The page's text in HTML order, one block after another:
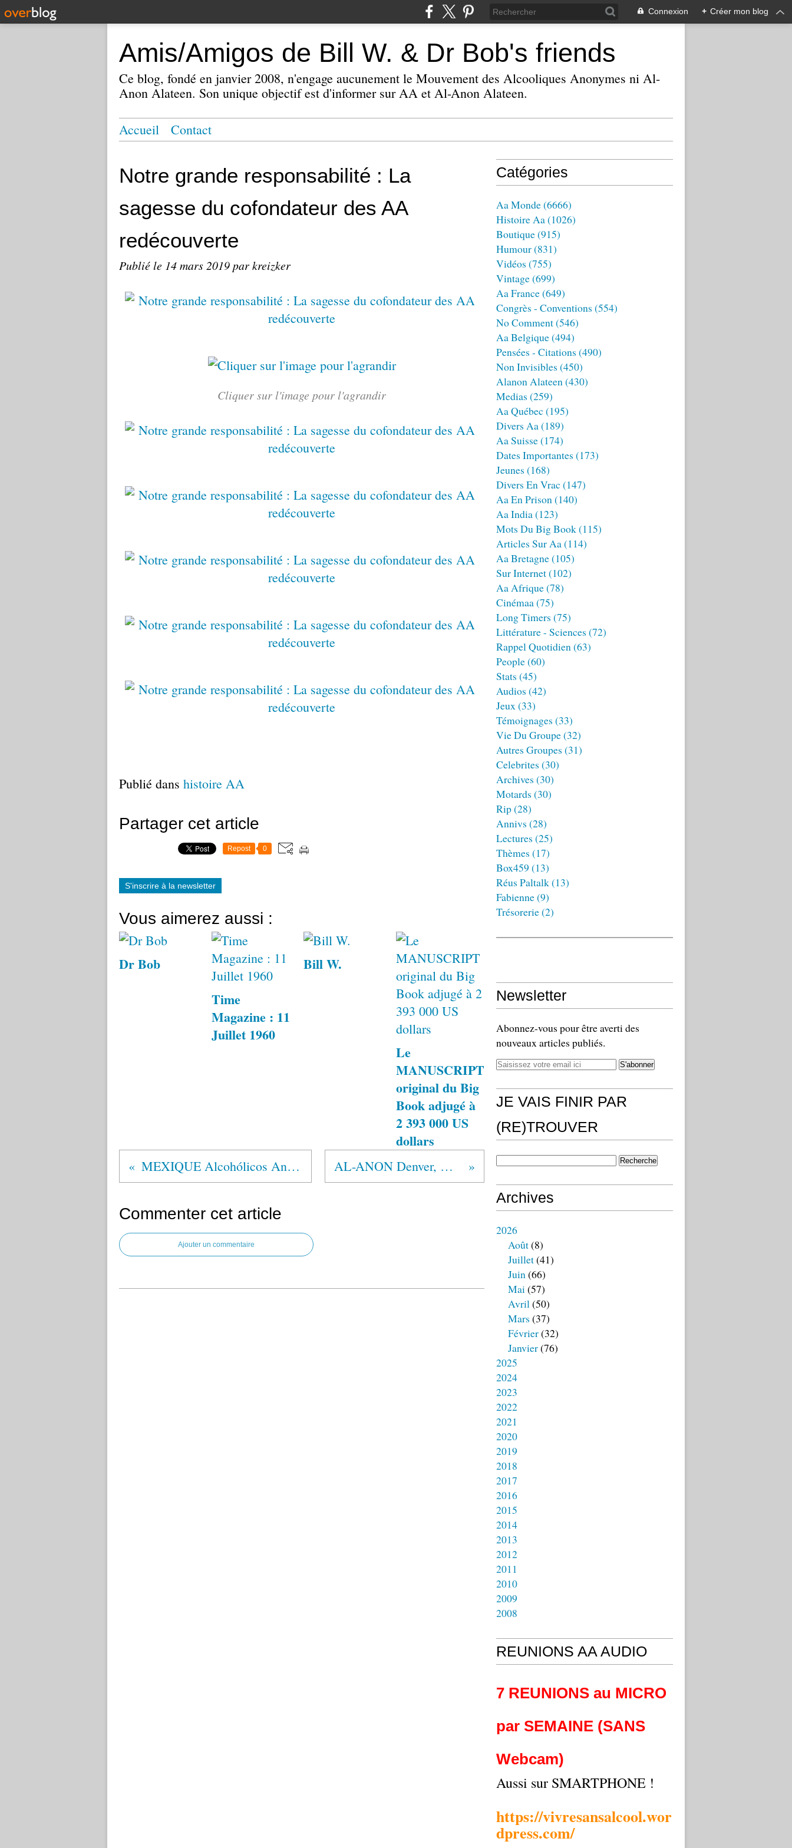
Connexion + Créer mon blog
Amis/Amigos de Bill W. & Dr Bob's friends
Ce blog, fondé en janvier 2008, n'engage aucunement le Mouvement des Alcooliques Anonymes ni Al-
Anon Alateen. Son unique objectif est d'informer sur AA et Al-Anon Alateen.
Accueil Contact
Notre grande responsabilité : La
sagesse du cofondateur des AA
redécouverte
Publié le 14 mars 2019par kreizker
Cliquer sur l'image pour l'agrandir
Publié dans histoire AA
Partager cet article
Repost 0
S'inscrire à la newsletter
Vous aimerez aussi :
Dr Bob
Time
Magazine : 11
Juillet 1960
Bill W.
Le
MANUSCRIPT
original du Big
Book adjugé à
2 393 000 US
dollars
MEXIQUE Alcohólicos Anónimos® AL-ANON Denver, Colorado
Commenter cet article
Ajouter un commentaire
Catégories
Aa Monde(6666)
Histoire Aa(1026)
Boutique(915)
Humour(831)
Vidéos (755)
Vintage(699)
Aa France(649)
Congrès - Conventions (554)
No Comment(546)
Aa Belgique(494)
Pensées - Citations (490)
Non Invisibles (450)
Alanon Alateen(430)
Medias (259)
Aa Québec (195)
Divers Aa(189)
Aa Suisse(174)
Dates Importantes (173)
Jeunes (168)
Divers En Vrac (147)
Aa En Prison(140)
Aa India(123)
Mots Du Big Book(115)
Articles Sur Aa(114)
Aa Bretagne(105)
Sur Internet(102)
Aa Afrique(78)
Cinémaa(75)
Long Timers (75)
Littérature - Sciences (72)
Rappel Quotidien(63)
People(60)
Stats (45)
Audios (42)
Jeux(33)
Témoignages (33)
Vie Du Groupe(32)
Autres Groupes (31)
Celebrites (30)
Archives (30)
Motards (30)
Rip(28)
Annivs (28)
Lectures (25)
Thèmes (17)
Box459 (13)
Réus Paltalk(13)
Fabienne(9)
Trésorerie(2)
Newsletter
Abonnez-vous pour être averti des
nouveaux articles publiés.
JE VAIS FINIR PAR
(RE)TROUVER
Archives
2026
Août(8)
Juillet(41)
Juin(66)
Mai(57)
Avril(50)
Mars (37)
Février(32)
Janvier(76)
2025
2024
2023
2022
2021
2020
2019
2018
2017
2016
2015
2014
2013
2012
2011
2010
2009
2008
REUNIONS AA AUDIO
7 REUNIONS au MICRO
par SEMAINE (SANS
Webcam)
Aussi sur SMARTPHONE !
https://vivresansalcool.wor
dpress.com/